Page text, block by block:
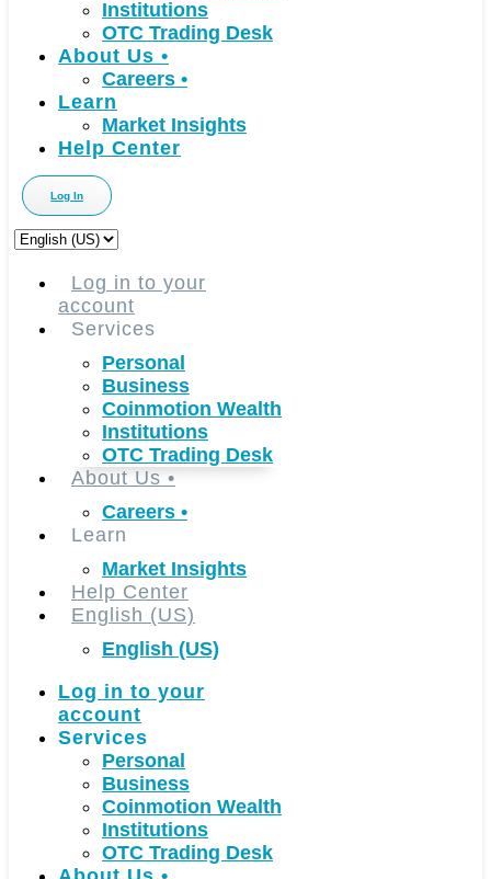
Institutions
OTC Trading Desk
About Us •
Careers •
Learn
Market Insights
Help Center
Log In
Choose
languageLog in to your
account
Services
Personal
Business
Coinmotion Wealth
Institutions
OTC Trading Desk
About Us •
Careers •
Learn
Market Insights
Help Center
English (US)
English (US)
Log in to your
account
Services
Personal
Business
Coinmotion Wealth
Institutions
OTC Trading Desk